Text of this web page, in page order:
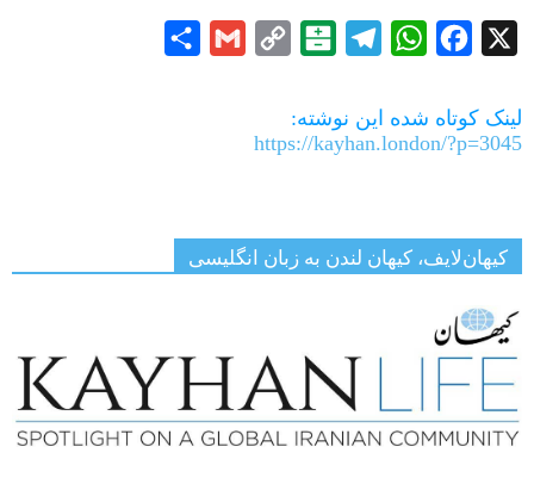
X
Facebook
WhatsApp
Telegram
Balatarin
Copy
Gmail
لینک کوتاه شده این نوشته:
https://kayhan.london/?p=3045
کیهان‌لایف، کیهان لندن به زبان انگلیسی